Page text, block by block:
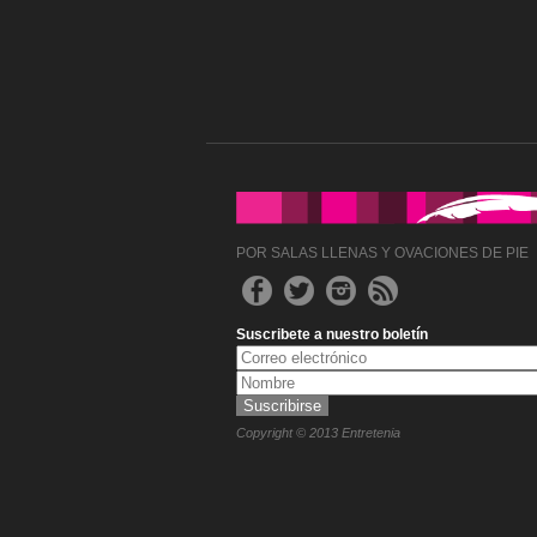
POR SALAS LLENAS Y OVACIONES DE PIE
Suscribete a nuestro boletín
Copyright © 2013 Entretenia